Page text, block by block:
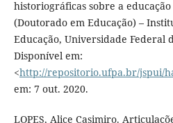
historiográficas sobre a
(Doutorado em Educação) –
Educação, Universidade Federal
Disponível em:
<http://repositorio.ufpa.br/jspui/
em: 7 out. 2020.
LOPES, Alice Casimiro.